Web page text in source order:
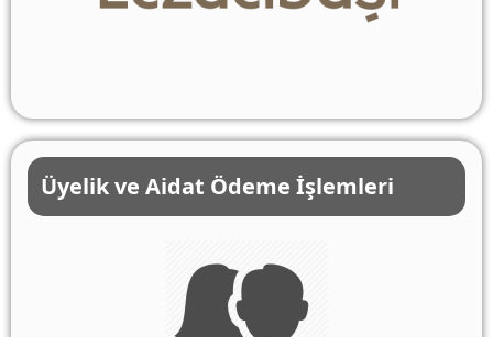
Üyelik ve Aidat Ödeme İşlemleri